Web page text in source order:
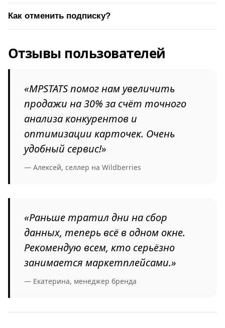
Как отменить подписку?
Отзывы пользователей
«MPSTATS помог нам увеличить
продажи на 30% за счёт точного
анализа конкурентов и
оптимизации карточек. Очень
удобный сервис!»
— Алексей, селлер на Wildberries
«Раньше тратил дни на сбор
данных, теперь всё в одном окне.
Рекомендую всем, кто серьёзно
занимается маркетплейсами.»
— Екатерина, менеджер бренда